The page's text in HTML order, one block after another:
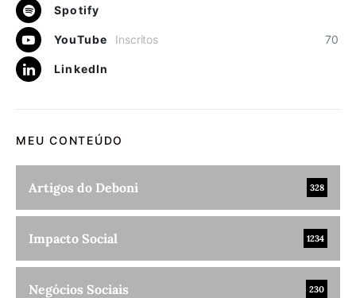
Spotify
YouTube 70
Inscritos
LinkedIn
MEU CONTEÚDO
Artigos do Deboni 328
Impacto Social 1234
Negócios Sociais 230